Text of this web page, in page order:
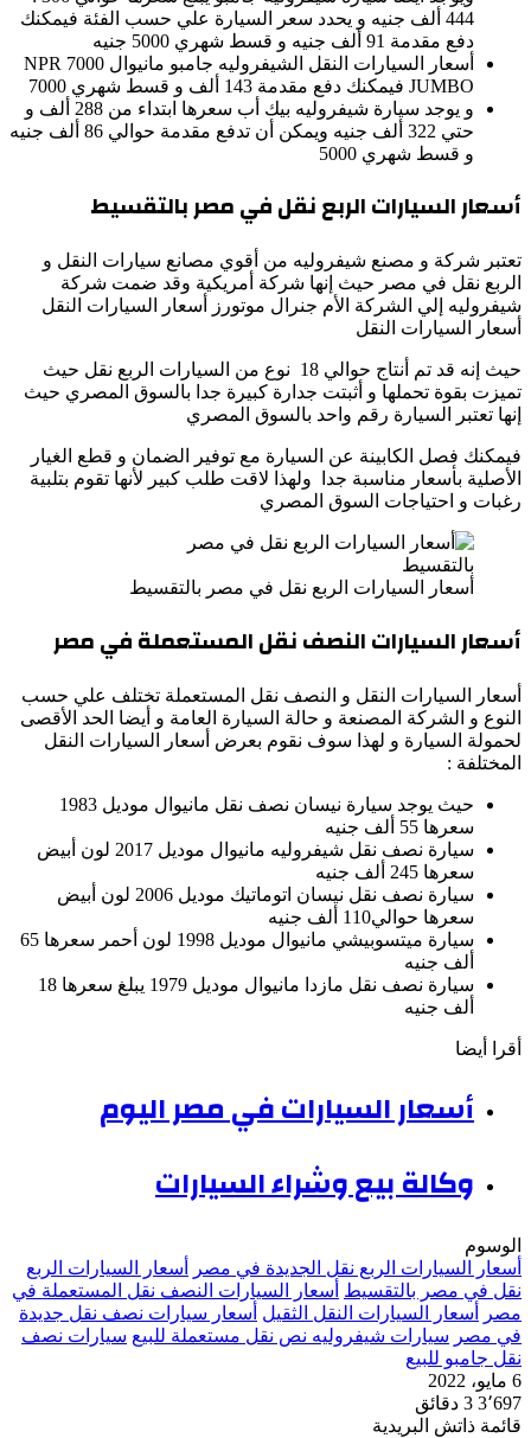
444 ألف جنيه و يحدد سعر السيارة علي حسب الفئة فيمكنك
دفع مقدمة 91 ألف جنيه و قسط شهري 5000 جنيه
أسعار السيارات النقل الشيفروليه جامبو مانيوال 7000 NPR
JUMBO فيمكنك دفع مقدمة 143 ألف و قسط شهري 7000
و يوجد سيارة شيفروليه بيك أب سعرها ابتداء من 288 ألف و
حتي 322 ألف جنيه ويمكن أن تدفع مقدمة حوالي 86 ألف جنيه
و قسط شهري 5000
أسعار السيارات الربع نقل في مصر بالتقسيط
تعتبر شركة و مصنع شيفروليه من أقوي مصانع سيارات النقل و
الربع نقل في مصر حيث إنها شركة أمريكية وقد ضمت شركة
شيفروليه إلي الشركة الأم جنرال موتورز أسعار السيارات النقل
أسعار السيارات النقل
حيث إنه قد تم أنتاج حوالي 18 نوع من السيارات الربع نقل حيث
تميزت بقوة تحملها و أثبتت جدارة كبيرة جدا بالسوق المصري حيث
إنها تعتبر السيارة رقم واحد بالسوق المصري
فيمكنك فصل الكابينة عن السيارة مع توفير الضمان و قطع الغيار
الأصلية بأسعار مناسبة جدا ولهذا لاقت طلب كبير لأنها تقوم بتلبية
رغبات و احتياجات السوق المصري
أسعار السيارات الربع نقل في مصر بالتقسيط
أسعار السيارات النصف نقل المستعملة في مصر
أسعار السيارات النقل و النصف نقل المستعملة تختلف علي حسب
النوع و الشركة المصنعة و حالة السيارة العامة و أيضا الحد الأقصى
لحمولة السيارة و لهذا سوف نقوم بعرض أسعار السيارات النقل
المختلفة :
حيث يوجد سيارة نيسان نصف نقل مانيوال موديل 1983
سعرها 55 ألف جنيه
سيارة نصف نقل شيفروليه مانيوال موديل 2017 لون أبيض
سعرها 245 ألف جنيه
سيارة نصف نقل نيسان اتوماتيك موديل 2006 لون أبيض
سعرها حوالي110 ألف جنيه
سيارة ميتسوبيشي مانيوال موديل 1998 لون أحمر سعرها 65
ألف جنيه
سيارة نصف نقل مازدا مانيوال موديل 1979 يبلغ سعرها 18
ألف جنيه
أقرا أيضا
أسعار السيارات في مصر اليوم
وكالة بيع وشراء السيارات
الوسوم
أسعار السيارات الربع نقل الجديدة في مصر
أسعار السيارات الربع
نقل في مصر بالتقسيط أسعار السيارات النصف نقل المستعملة في
مصر
أسعار السيارات النقل الثقيل أسعار سيارات نصف نقل جديدة
في مصر سيارات شيفروليه نص نقل مستعملة للبيع سيارات نصف
نقل جامبو للبيع
6 مايو، 2022
3٬697 3 دقائق
قائمة ذاتش البريدية